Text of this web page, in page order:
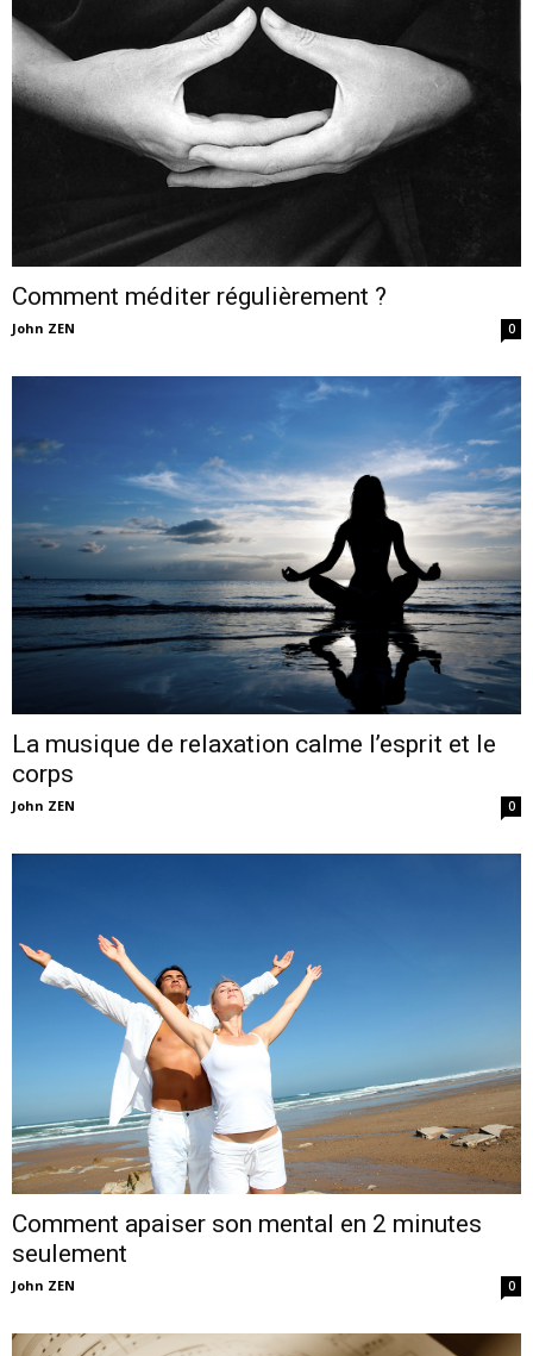
Comment méditer régulièrement ?
John ZEN 0
La musique de relaxation calme l’esprit et le
corps
John ZEN 0
Comment apaiser son mental en 2 minutes
seulement
John ZEN 0